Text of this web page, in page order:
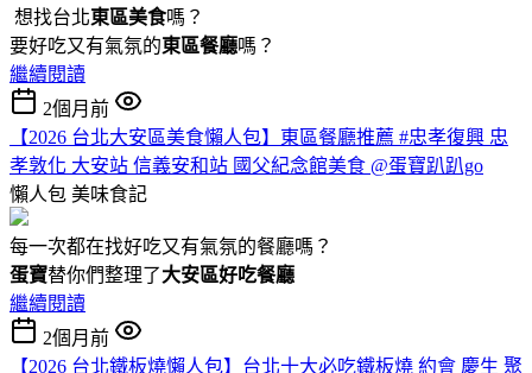
想找台北東區美食嗎？
要好吃又有氣氛的東區餐廳嗎？
繼續閱讀
2個月前
【2026 台北大安區美食懶人包】東區餐廳推薦 #忠孝復興 忠
孝敦化 大安站 信義安和站 國父紀念館美食 @蛋寶趴趴go
懶人包 美味食記
每一次都在找好吃又有氣氛的餐廳嗎？
蛋寶替你們整理了大安區好吃餐廳
繼續閱讀
2個月前
【2026 台北鐵板燒懶人包】台北十大必吃鐵板燒 約會 慶生 聚